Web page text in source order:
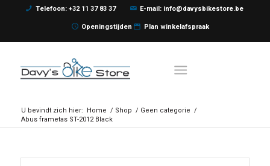
Telefoon: +32 11 37 83 37 E-mail: info@davysbikestore.be
Openingstijden Plan winkelafspraak
U bevindt zich hier: Home / Shop / Geen categorie /
Abus frametas ST-2012 Black